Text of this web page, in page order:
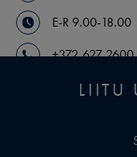
LIITU
E-R 9.00-18.00
+372 627 2600